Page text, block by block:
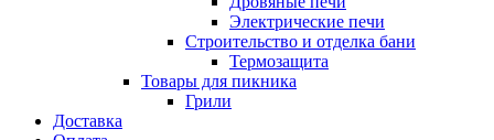
Электрические печи
Строительство и отделка бани
Термозащита
Товары для пикника
Грили
Доставка